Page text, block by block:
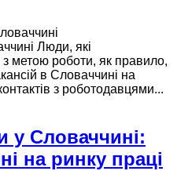
Люди, які
метою роботи, як правило,
в Словаччині на
з роботодавцями...
у Словаччині:
на ринку праці